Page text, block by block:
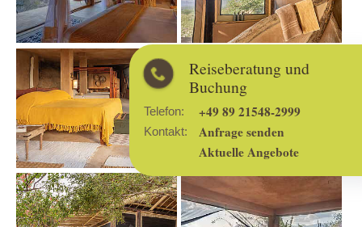
Reiseberatung und
Buchung
Telefon: +49 89 21548-2999
Kontakt:
Anfrage senden
Aktuelle Angebote
Show larger version
Show larger version Show larger version